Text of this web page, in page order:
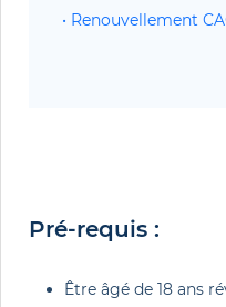
• Renouvellement
Pré-requis :
Être âgé de 18 ans